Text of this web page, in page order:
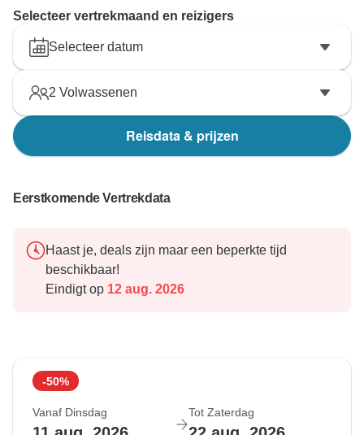
Selecteer vertrekmaand en reizigers
Selecteer datum
2 Volwassenen
Reisdata & prijzen
Eerstkomende Vertrekdata
Haast je, deals zijn maar een beperkte tijd
beschikbaar!
Eindigt op 12 aug. 2026
-50%
Vanaf Dinsdag Tot Zaterdag